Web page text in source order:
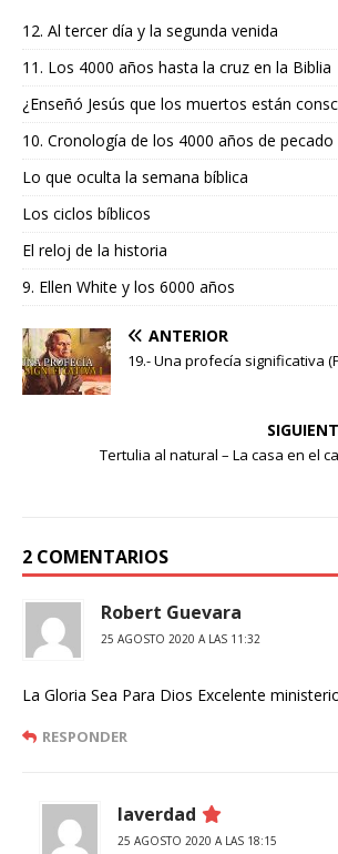
12. Al tercer día y la segunda venida
11. Los 4000 años hasta la cruz en la Biblia
¿Enseñó Jesús que los muertos están
10. Cronología de los 4000 años de pecado
Lo que oculta la semana bíblica
Los ciclos bíblicos
El reloj de la historia
9. Ellen White y los 6000 años
ANTERIOR
19.- Una profecía significativa
Tertulia al natural – La casa en el
2 COMENTARIOS
Robert Guevara
25 AGOSTO 2020 A LAS 11:32
La Gloria Sea Para Dios Excelente
RESPONDER
laverdad
25 AGOSTO 2020 A LAS 18:15